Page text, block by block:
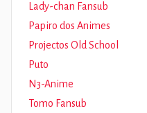
Lady-chan Fansub
Papiro dos Animes
Projectos Old School
Puto
N3-Anime
Tomo Fansub